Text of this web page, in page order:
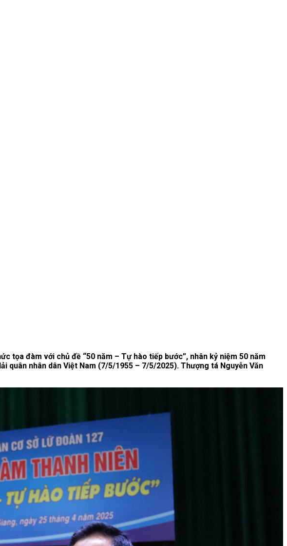
tọa đàm với chủ đề “50 năm – Tự hào tiếp bước”, nhân kỷ niệm 50 năm
quân nhân dân Việt Nam (7/5/1955 – 7/5/2025). Thượng tá Nguyễn Văn